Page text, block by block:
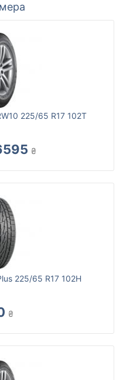
225/65 R17 102T
₴
225/65 R17 102H
₴